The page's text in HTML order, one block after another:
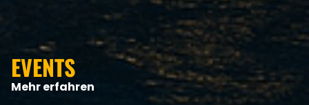
EVENTS
Mehr erfahren